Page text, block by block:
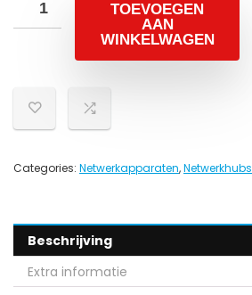
TOEVOEGEN
AAN
WINKELWAGEN
Categories: Netwerkapparaten,Netwerkhubs
Beschrijving
Extra informatie